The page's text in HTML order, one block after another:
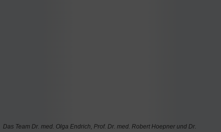
Das Team Dr. med. Olga Endrich, Prof. Dr. med. Robert Hoepner und Dr.